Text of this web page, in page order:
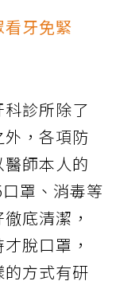
牙免緊
診所除了
，各項防
師本人的
罩、消毒等
底清潔，
脫口罩，
方式有研